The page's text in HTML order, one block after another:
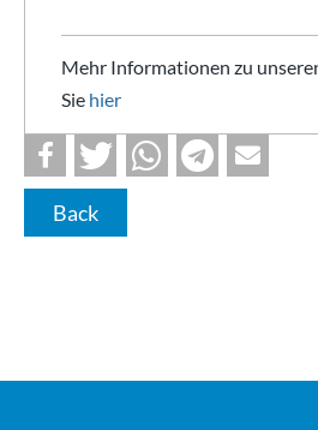
Mehr Informationen zu
Sie hier
Back